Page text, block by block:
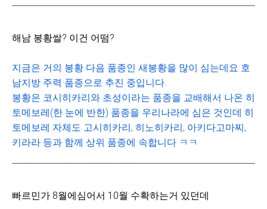
해남 봉황쌀? 이건 어떰?
지금은 거의 봉황 다음 품종인 새봉황을 많이 심는데요 호
남지방 주력 품종으로 추진 중입니다.
봉황은 코시히카리와 초성이라는 품종을 교배해서 나온 히
토메보레(한 눈에 반한) 품종을 우리나라에 심은 것인데 히
토메보레 자체도 고시히카리, 히노히카리, 아키다고마찌,
키라라 등과 함께 상위 품종에 속합니다 ㅋㅋ
빠르민가 8월에심어서 10월 수확하는거 있던데